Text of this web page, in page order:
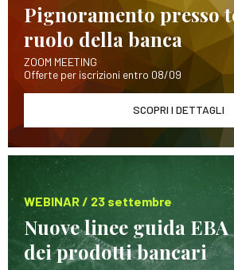
Pignoramento presso
ruolo della banca
ZOOM MEETING
Offerte per iscrizioni entro 08/09
SCOPRI I DETTAGLI
WEBINAR / 23 settembre
Nuove linee guida
dei prodotti bancari